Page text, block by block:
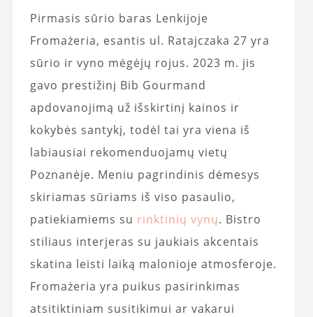
Pirmasis sūrio baras Lenkijoje
Fromażeria, esantis ul. Ratajczaka 27 yra
sūrio ir vyno mėgėjų rojus. 2023 m. jis
gavo prestižinį Bib Gourmand
apdovanojimą už išskirtinį kainos ir
kokybės santykį, todėl tai yra viena iš
labiausiai rekomenduojamų vietų
Poznanėje. Meniu pagrindinis dėmesys
skiriamas sūriams iš viso pasaulio,
patiekiamiems su rinktinių vynų. Bistro
stiliaus interjeras su jaukiais akcentais
skatina leisti laiką malonioje atmosferoje.
Fromażeria yra puikus pasirinkimas
atsitiktiniam susitikimui ar vakarui